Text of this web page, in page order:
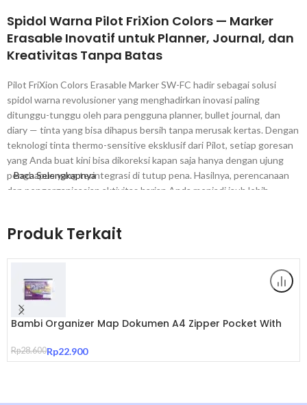
Spidol Warna Pilot FriXion Colors — Marker
Erasable Inovatif untuk Planner, Journal, dan
Kreativitas Tanpa Batas
Pilot FriXion Colors Erasable Marker SW-FC hadir sebagai solusi
spidol warna revolusioner yang menghadirkan inovasi paling
ditunggu-tunggu oleh para pengguna planner, bullet journal, dan
diary — tinta yang bisa dihapus bersih tanpa merusak kertas. Dengan
teknologi tinta thermo-sensitive eksklusif dari Pilot, setiap goresan
yang Anda buat kini bisa dikoreksi kapan saja hanya dengan ujung
penghapus yang terintegrasi di tutup pena. Hasilnya, perencanaan
dan pengorganisasian aktivitas harian Anda menjadi jauh lebih
Pertama, Pilot adalah merek alat tulis premium asal Jepang yang
telah diakui secara global atas inovasi dan kualitas produknya yang
konsisten. Rangkaian FriXion dari Pilot merupakan salah satu lini
produk paling inovatif di dunia alat tulis, dengan teknologi tinta
di seluruh dunia. Dengan demikian, memilih Pilot FriXion Colors
Baca Selengkapnya
Produk Terkait
Bambi Organizer Map Dokumen A4 Zipper Pocket With
Rp28.600Rp22.900